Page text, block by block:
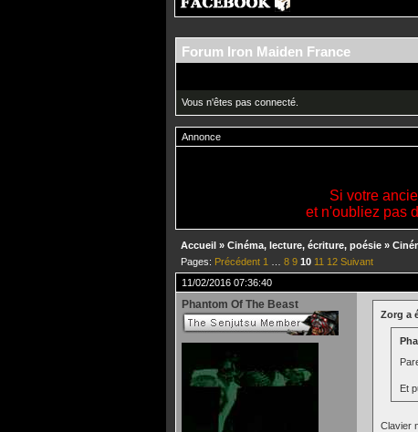
Forum Iron Maiden France
Vous n'êtes pas connecté.
Annonce
Si votre
et n'oubliez pas
Accueil » Cinéma, lecture, écriture, poésie »
Pages: Précédent 1 8 9 10 11 12 Suivant
11/02/2016 07:36:40
Phantom Of The Beast
Zorg a
Et
Clavier